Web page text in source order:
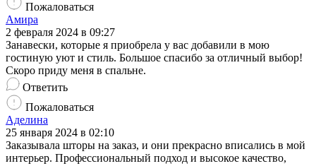
Пожаловаться
Амира
2 февраля 2024 в 09:27
Занавески, которые я приобрела у вас добавили в мою
гостиную уют и стиль. Большое спасибо за отличный выбор!
Скоро приду меня в спальне.
Ответить
Пожаловаться
Аделина
25 января 2024 в 02:10
Заказывала шторы на заказ, и они прекрасно вписались в мой
интерьер. Профессиональный подход и высокое качество,